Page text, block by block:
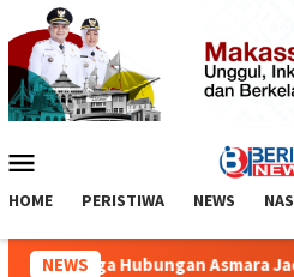
Loncat
ke
konten
Mobile
HOME PERISTIWA NEWS
NEWS
Diduga Hubungan Asmara